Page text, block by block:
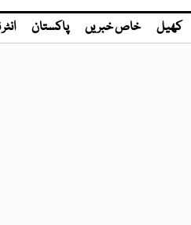
کھیل خاص خبریں پاکستان